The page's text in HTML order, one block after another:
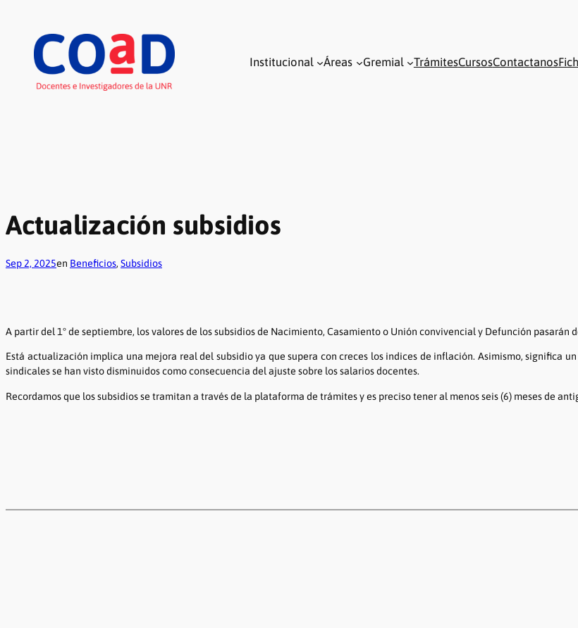
contenido
Institucional Áreas Gremial TrámitesCursosContactanos
Actualización subsidios
Sep 2, 2025en Beneficios, Subsidios
A partir del 1° de septiembre, los valores de los subsidios de Nacimiento, Casamiento o Unión convivencial y Defunción pasarán
Está actualización implica una mejora real del subsidio ya que supera con creces los indices de inflación. Asimismo, significa
sindicales se han visto disminuidos como consecuencia del ajuste sobre los salarios docentes.
Recordamos que los subsidios se tramitan a través de la plataforma de trámites y es preciso tener al menos seis (6) meses de